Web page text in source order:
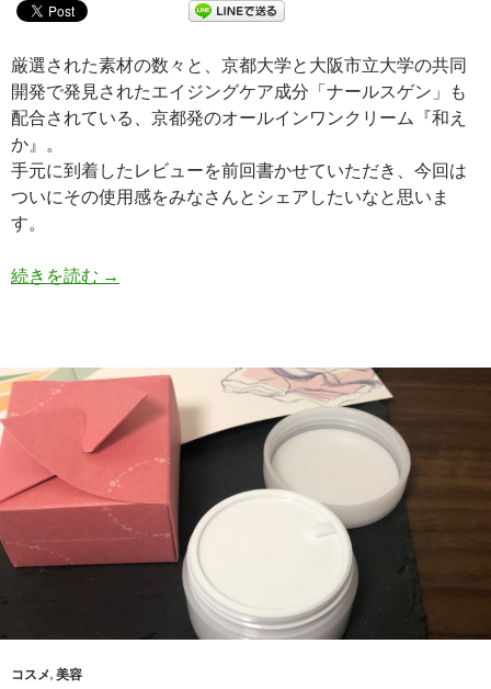
厳選された素材の数々と、京都大学と大阪市立大学の共同
開発で発見されたエイジングケア成分「ナールスゲン」も
配合されている、京都発のオールインワンクリーム『和え
か』。
手元に到着したレビューを前回書かせていただき、今回は
ついにその使用感をみなさんとシェアしたいなと思いま
す。
続きを読む 【体験談③】京都発！和漢発酵美容オールイン
→
コスメ, 美容